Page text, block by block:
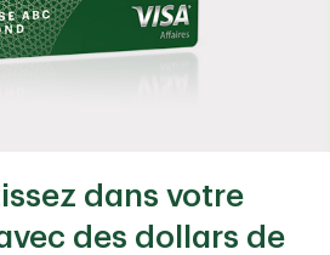
dans votre
des dollars de